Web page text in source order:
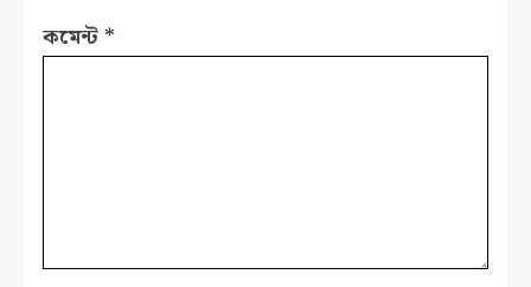
কমেন্ট *